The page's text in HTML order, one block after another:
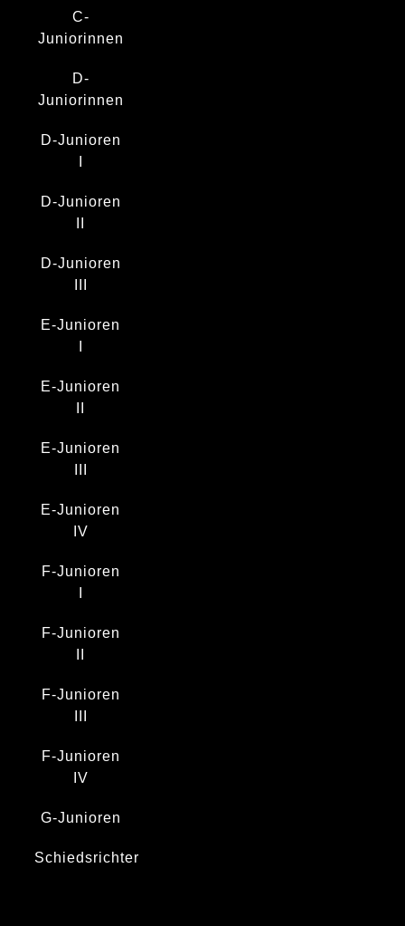
C-
Juniorinnen
D-
Juniorinnen
D-Junioren
D-Junioren
D-Junioren
E-Junioren
E-Junioren
E-Junioren
E-Junioren
IV
F-Junioren
F-Junioren
F-Junioren
F-Junioren
IV
G-Junioren
Schiedsrichter